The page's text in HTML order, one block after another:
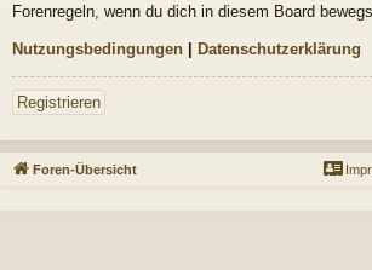
Forenregeln, wenn du dich in diesem Board
Nutzungsbedingungen | Datenschutzerklärung
Registrieren
Foren-Übersicht